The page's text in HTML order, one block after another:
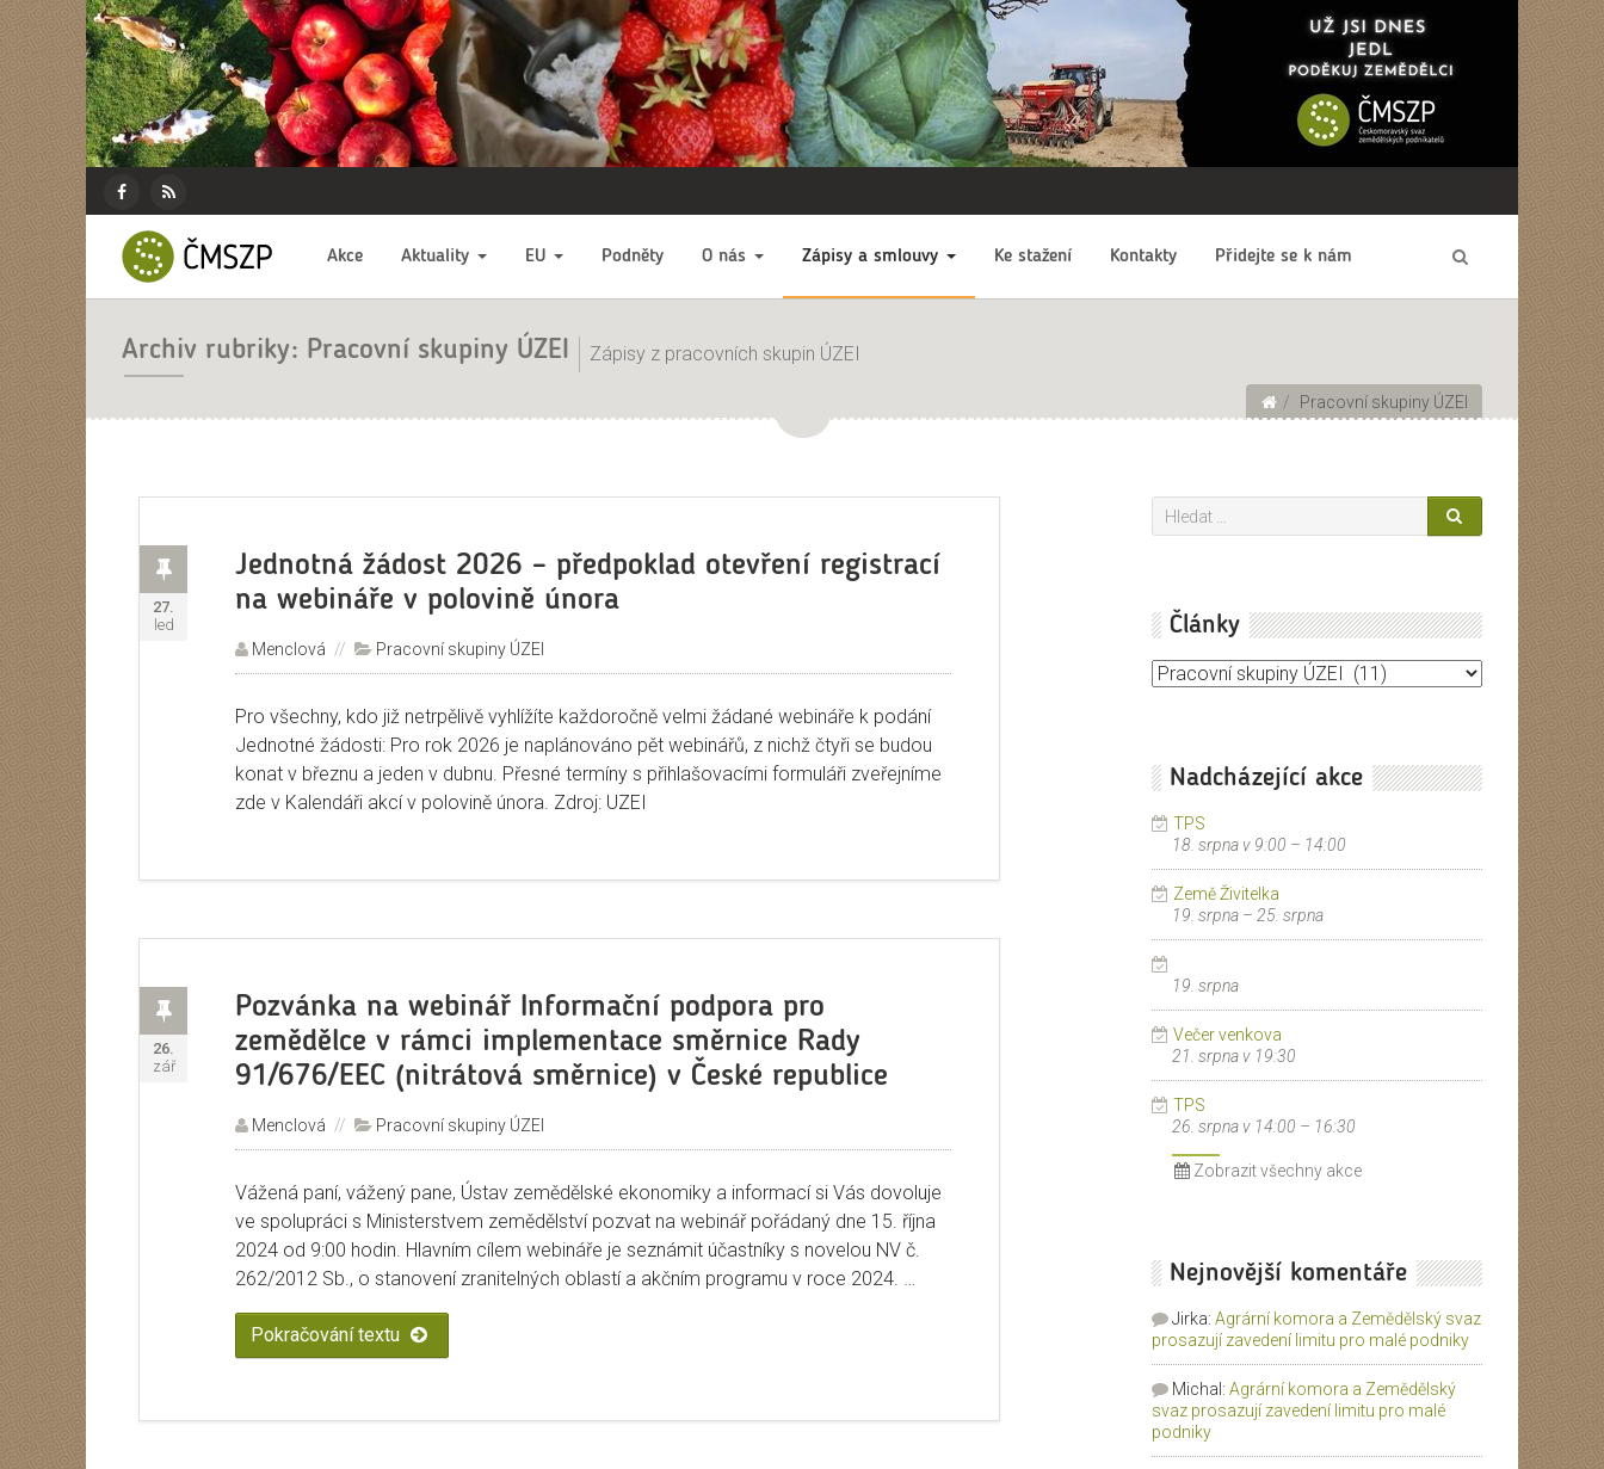
ČMSZP
Českomoravský
svaz
zemědělských
Menu
pro
sociální
sítě
Facebook
RSS
zdroj
Základní
menu
Akce Aktuality EU Podněty O nás Zápisy a smlouvy Ke stažení Kontakty Přidejte se k nám
Archiv rubriky: Pracovní skupiny ÚZEI Zápisy z pracovních skupin ÚZEI
Pracovní skupiny ÚZEI
Jednotná žádost 2026 – předpoklad otevření registrací
na webináře v polovině února
Příspěvek
Publikováno:
27.
led
Autor:
Menclová Rubriky:
Pracovní skupiny ÚZEI
Pro všechny, kdo již netrpělivě vyhlížíte každoročně velmi žádané webináře k podání
Jednotné žádosti: Pro rok 2026 je naplánováno pět webinářů, z nichž čtyři se budou
konat v březnu a jeden v dubnu. Přesné termíny s přihlašovacími formuláři zveřejníme
zde v Kalendáři akcí v polovině února. Zdroj: UZEI
Pozvánka na webinář Informační podpora pro
zemědělce v rámci implementace směrnice Rady
91/676/EEC (nitrátová směrnice) v České republice
Příspěvek
Publikováno:
26.
zář
Autor:
Menclová Rubriky:
Pracovní skupiny ÚZEI
Vážená paní, vážený pane, Ústav zemědělské ekonomiky a informací si Vás dovoluje
ve spolupráci s Ministerstvem zemědělství pozvat na webinář pořádaný dne 15. října
2024 od 9:00 hodin. Hlavním cílem webináře je seznámit účastníky s novelou NV č.
262/2012 Sb., o stanovení zranitelných oblastí a akčním programu v roce 2024. …
Pokračování textu „Pozvánka na webinář Informační podpora pro zemědělce v rámci implementace směrnice Rady 91/676/EEC (nitrátová směrnice) v České
Články
Články
Nadcházející akce
TPS
18. srpna v 9:00 – 14:00
Země Živitelka
19. srpna– 25. srpna
19. srpna
Večer venkova
21. srpna v 19:30
TPS
26. srpna v 14:00 – 16:30
Zobrazit všechny akce
Nejnovější komentáře
Jirka: Agrární komora a Zemědělský svaz
prosazují zavedení limitu pro malé podniky
Michal : Agrární komora a Zemědělský
svaz prosazují zavedení limitu pro malé
podniky